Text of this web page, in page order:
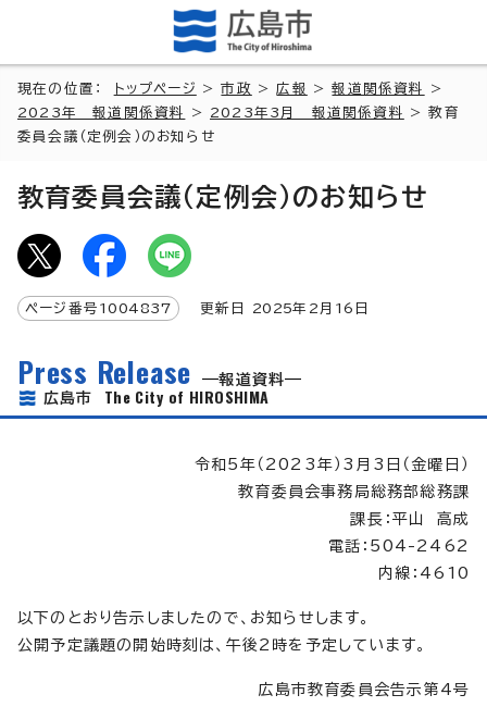
現在の位置： トップページ >市政 >広報 >報道関係資料
>
2023年 報道関係資料
> 2023年3月 報道関係資料
> 教育
委員会議（定例会）のお知らせ
教育委員会議（定例会）のお知らせ
ページ番号 1004837 更新日 2025年2月 16 日
Press Release
報道資料
広島市 The City of HIROSHIMA
令和5年（2023年）3月3日（金曜日）
教育委員会事務局総務部総務課
課長：平山 高成
電話：504-2462
内線：4610
以下のとおり告示しましたので、お知らせします。
公開予定議題の開始時刻は、午後2時を予定しています。
広島市教育委員会告示第4号